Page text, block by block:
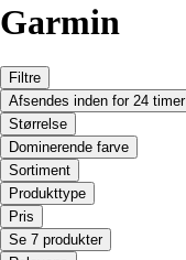
Garmin
Filtre
Afsendes inden for 24 timer
Størrelse
Dominerende farve
Sortiment
Produkttype
Pris
Se 7 produkter